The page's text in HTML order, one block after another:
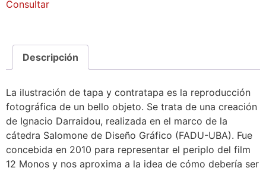
Consultar
Descripción
La ilustración de tapa y contratapa es la reproducción
fotográfica de un bello objeto. Se trata de una creación
de Ignacio Darraidou, realizada en el marco de la
cátedra Salomone de Diseño Gráfico (FADU-UBA). Fue
concebida en 2010 para representar el periplo del film
12 Monos y nos aproxima a la idea de cómo debería ser